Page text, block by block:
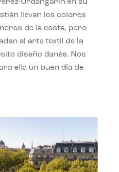
Urdangarín en su
llevan los colores
de la costa, pero
al arte textil de la
diseño danés. Nos
ella un buen día de